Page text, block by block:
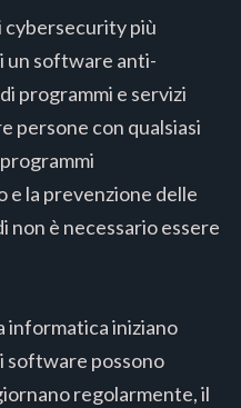
cybersecurity più
un software anti-
programmi e servizi
persone con qualsiasi
e la prevenzione delle
non è necessario essere
informatica iniziano
software possono
regolarmente, il